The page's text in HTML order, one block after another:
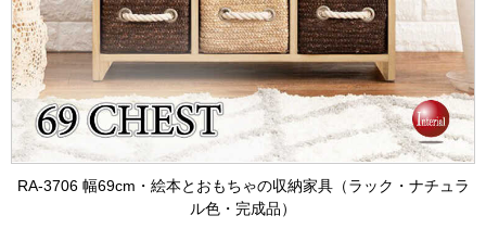
RA-3706 幅69cm・絵本とおもちゃの収納家具（ラック・ナチュラ
ル色・完成品）